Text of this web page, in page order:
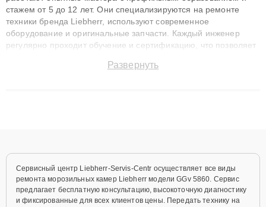
стажем от 5 до 12 лет. Они специализируются на ремонте
техники бренда Liebherr, используют современное
оборудование и оригинальные запчасти. Каждый инженер
регулярно проходит обучение и сертификацию, что позволяет
технику с сохранением гарантии до 3 лет. Наши мастера
Развернуть
Сервисный центр Liebherr-Servis-Centr осуществляет все виды
ремонта морозильных камер Liebherr модели GGv 5860. Сервис
предлагает бесплатную консультацию, высокоточную диагностику
и фиксированные для всех клиентов цены. Передать технику на